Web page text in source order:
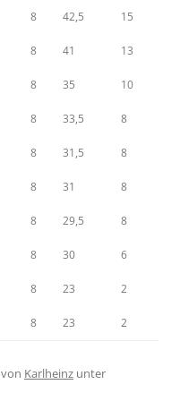
8 42,5 15
8 41 13
8 35 10
8 33,5 8
8 31,5 8
8 31 8
8 29,5 8
8 30 6
8 23 2
8 23 2
von Karlheinz unter